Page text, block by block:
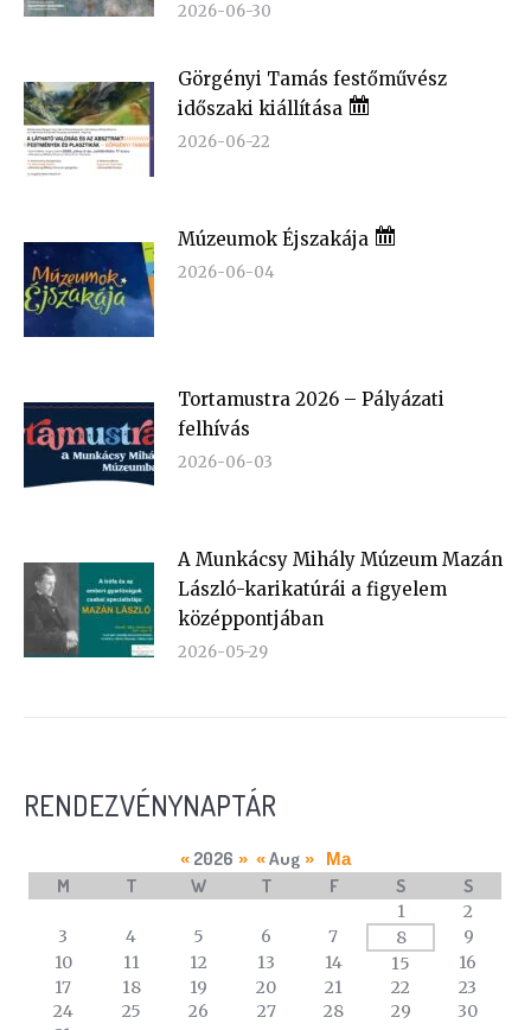
2026-06-30
Görgényi Tamás festőművész
időszaki kiállítása
2026-06-22
Múzeumok Éjszakája
2026-06-04
Tortamustra 2026 – Pályázati
felhívás
2026-06-03
A Munkácsy Mihály Múzeum Mazán
László-karikatúrái a figyelem
középpontjában
2026-05-29
RENDEZVÉNYNAPTÁR
calendar
events
« 2026 » « Aug » Ma
M T W T F S S
1
2
3
4 5 6 7 8
9
10
11 12 13 14 15
16
17
18 19 20 21 22
23
24
25 26 27 28 29
30